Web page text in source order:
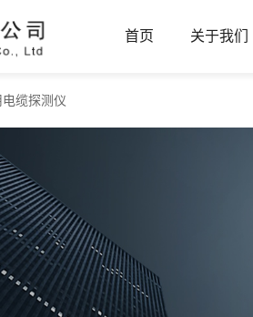
首页 关于我们
电缆探测仪